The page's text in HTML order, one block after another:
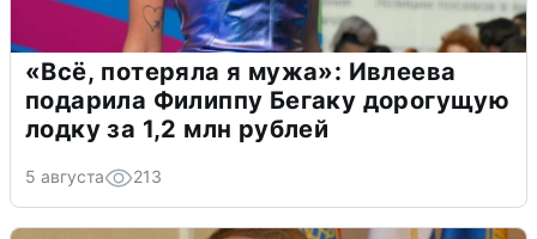
«Всё, потеряла я мужа»: Ивлеева
подарила Филиппу Бегаку дорогущую
лодку за 1,2 млн рублей
5 августа 213